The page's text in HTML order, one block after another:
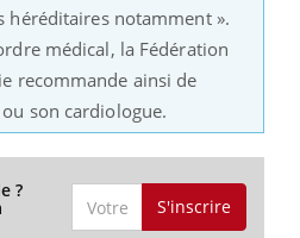
héréditaires notamment ».
médical, la Fédération
recommande ainsi de
son cardiologue.
?
S'inscrire